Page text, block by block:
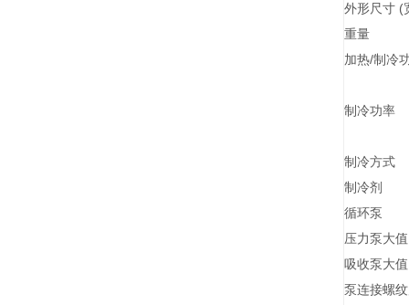
外形尺寸 (
重量
加热/制冷
制冷功率
制冷方式
制冷剂
循环泵
压力泵大
吸收泵大
泵连接螺